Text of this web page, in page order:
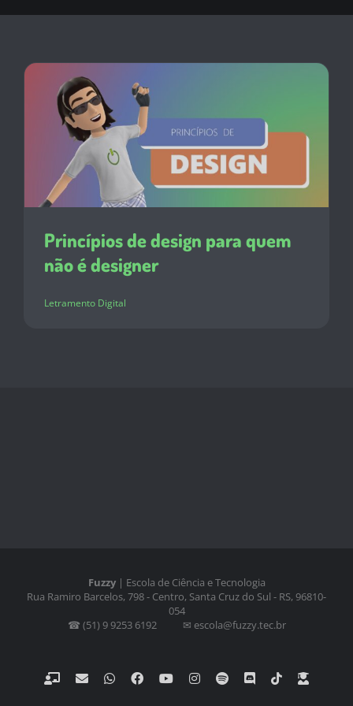
Princípios de design para quem
não é designer
Letramento Digital
Fuzzy | Escola de Ciência e Tecnologia
Rua Ramiro Barcelos, 798 - Centro, Santa Cruz do Sul - RS, 96810-
054
☎ (51) 9 9253 6192 ⠀⠀⠀✉ escola@fuzzy.tec.br
Classroom
EmailWhatsAppFacebookYouTubeInstagram
Spotify DiscordTiktokFazer